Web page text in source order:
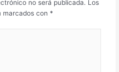
no será publicada. Los
marcados con *